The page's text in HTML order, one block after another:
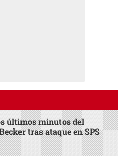
últimos minutos del
tras ataque en SPS